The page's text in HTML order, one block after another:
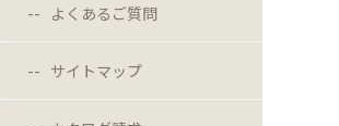
よくあるご質問
サイトマップ